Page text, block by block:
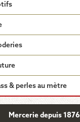
& perles au mètre
Mercerie depuis 1876